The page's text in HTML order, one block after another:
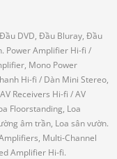
DVD, Đầu Bluray, Đầu
Power Amplifier Hi-fi /
Mono Power
Hi-fi / Dàn Mini Stereo,
AV Receivers Hi-fi / AV
Floorstanding, Loa
âm trần, Loa sân vườn.
Multi-Channel
Amplifier Hi-fi.